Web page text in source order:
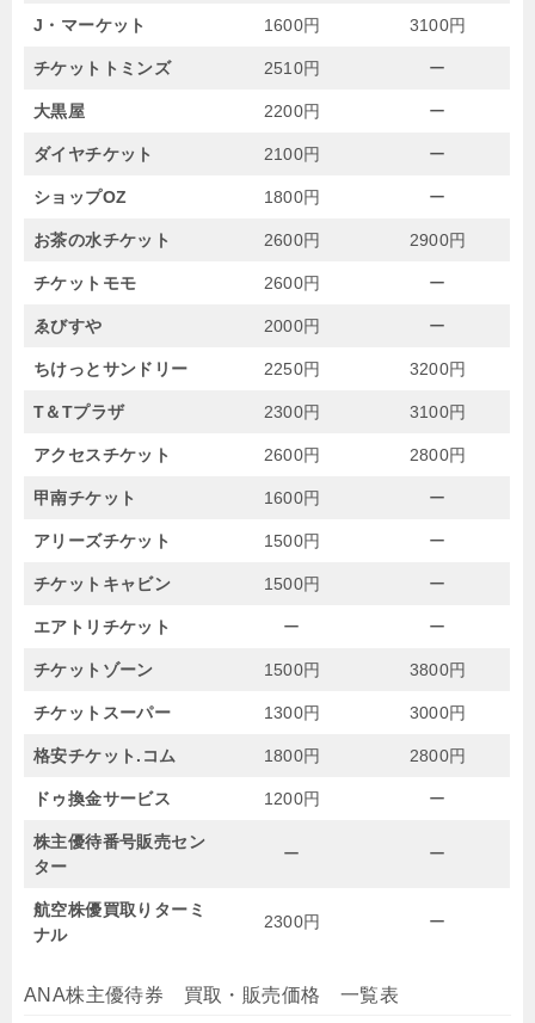
J・マーケット 1600円 3100円
チケットトミンズ 2510円 ー
大黒屋 2200円 ー
ダイヤチケット 2100円 ー
ショップOZ 1800円 ー
お茶の水チケット 2600円 2900円
チケットモモ 2600円 ー
ゑびすや 2000円 ー
ちけっとサンドリー 2250円 3200円
T＆Tプラザ 2300円 3100円
アクセスチケット 2600円 2800円
甲南チケット 1600円 ー
アリーズチケット 1500円 ー
チケットキャビン 1500円 ー
エアトリチケット ー ー
チケットゾーン 1500円 3800円
チケットスーパー 1300円 3000円
格安チケット.コム 1800円 2800円
ドゥ換金サービス 1200円 ー
株主優待番号販売セン
ター
ー ー
航空株優買取りターミ
ナル
2300円 ー
ANA株主優待券 買取・販売価格 一覧表